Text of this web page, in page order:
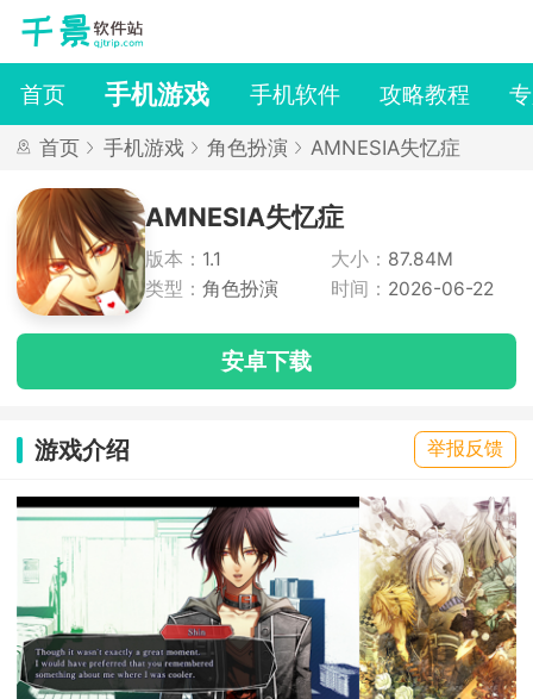
首页 手机游戏 手机软件 攻略教程
首页 手机游戏 角色扮演 AMNESIA失忆症
AMNESIA失忆症
版本： 1.1 大小： 87.84M
类型： 角色扮演 时间： 2026-06-22
安卓下载
游戏介绍 举报反馈